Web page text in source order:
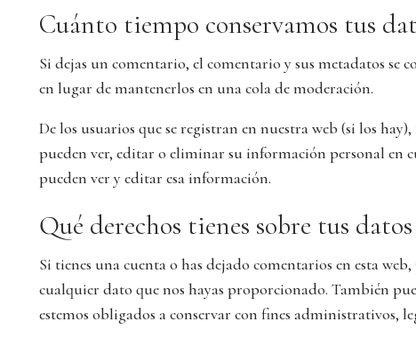
Cuánto tiempo conservamos tus
Si dejas un comentario, el comentario y sus metadatos se
en lugar de mantenerlos en una cola de moderación.
De los usuarios que se registran en nuestra web (si los
pueden ver, editar o eliminar su información personal en
pueden ver y editar esa información.
Qué derechos tienes sobre tus datos
Si tienes una cuenta o has dejado comentarios en esta
cualquier dato que nos hayas proporcionado. También
estemos obligados a conservar con fines administrativos,